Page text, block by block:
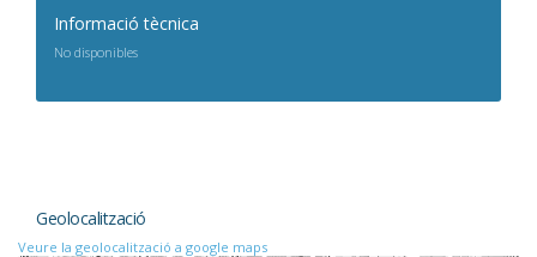
Informació tècnica
No disponibles
Geolocalització
Veure la geolocalització a google maps